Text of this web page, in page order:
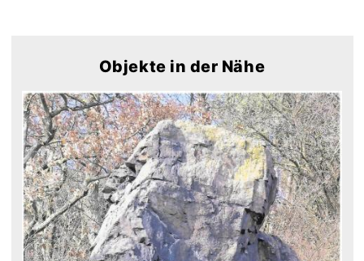
Objekte in der Nähe